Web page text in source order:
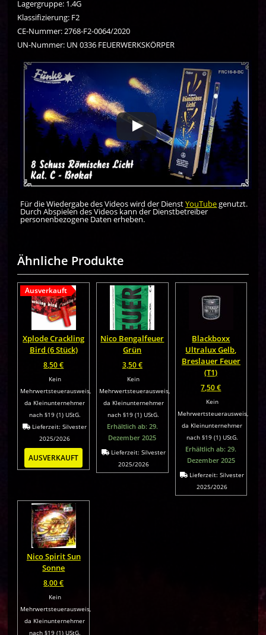
Lagergruppe: 1.4G
Klassifizierung: F2
CE-Nummer: 2768-F2-0064/2020
UN-Nummer: UN 0336 FEUERWERKSKÖRPER
Für die Wiedergabe des Videos wird der DienstYouTubegenutzt.
Durch Abspielen des Videos kann der Dienstbetreiber
personenbezogene Daten erheben.
Ähnliche Produkte
Ausverkauft
Xplode Crackling
Bird (6 Stück)
8,50€
Kein
Mehrwertsteuerausweis,
da Kleinunternehmer
nach §19 (1) UStG.
Lieferzeit:Silvester
2025/2026
AUSVERKAUFT
Nico Bengalfeuer
Grün
3,50€
Kein
Mehrwertsteuerausweis,
da Kleinunternehmer
nach §19 (1) UStG.
Erhältlich ab: 29.
Dezember 2025
Lieferzeit: Silvester
2025/2026
Blackboxx
Ultralux Gelb,
Breslauer Feuer
(T1)
7,50€
Kein
Mehrwertsteuerausweis,
da Kleinunternehmer
nach §19 (1) UStG.
Erhältlich ab: 29.
Dezember 2025
Lieferzeit:Silvester
2025/2026
Nico Spirit Sun
Sonne
8,00€
Kein
Mehrwertsteuerausweis,
da Kleinunternehmer
nach §19 (1) UStG.